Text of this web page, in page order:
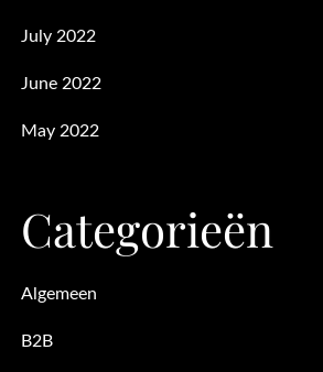
July 2022
June 2022
May 2022
Categorieën
Algemeen
B2B